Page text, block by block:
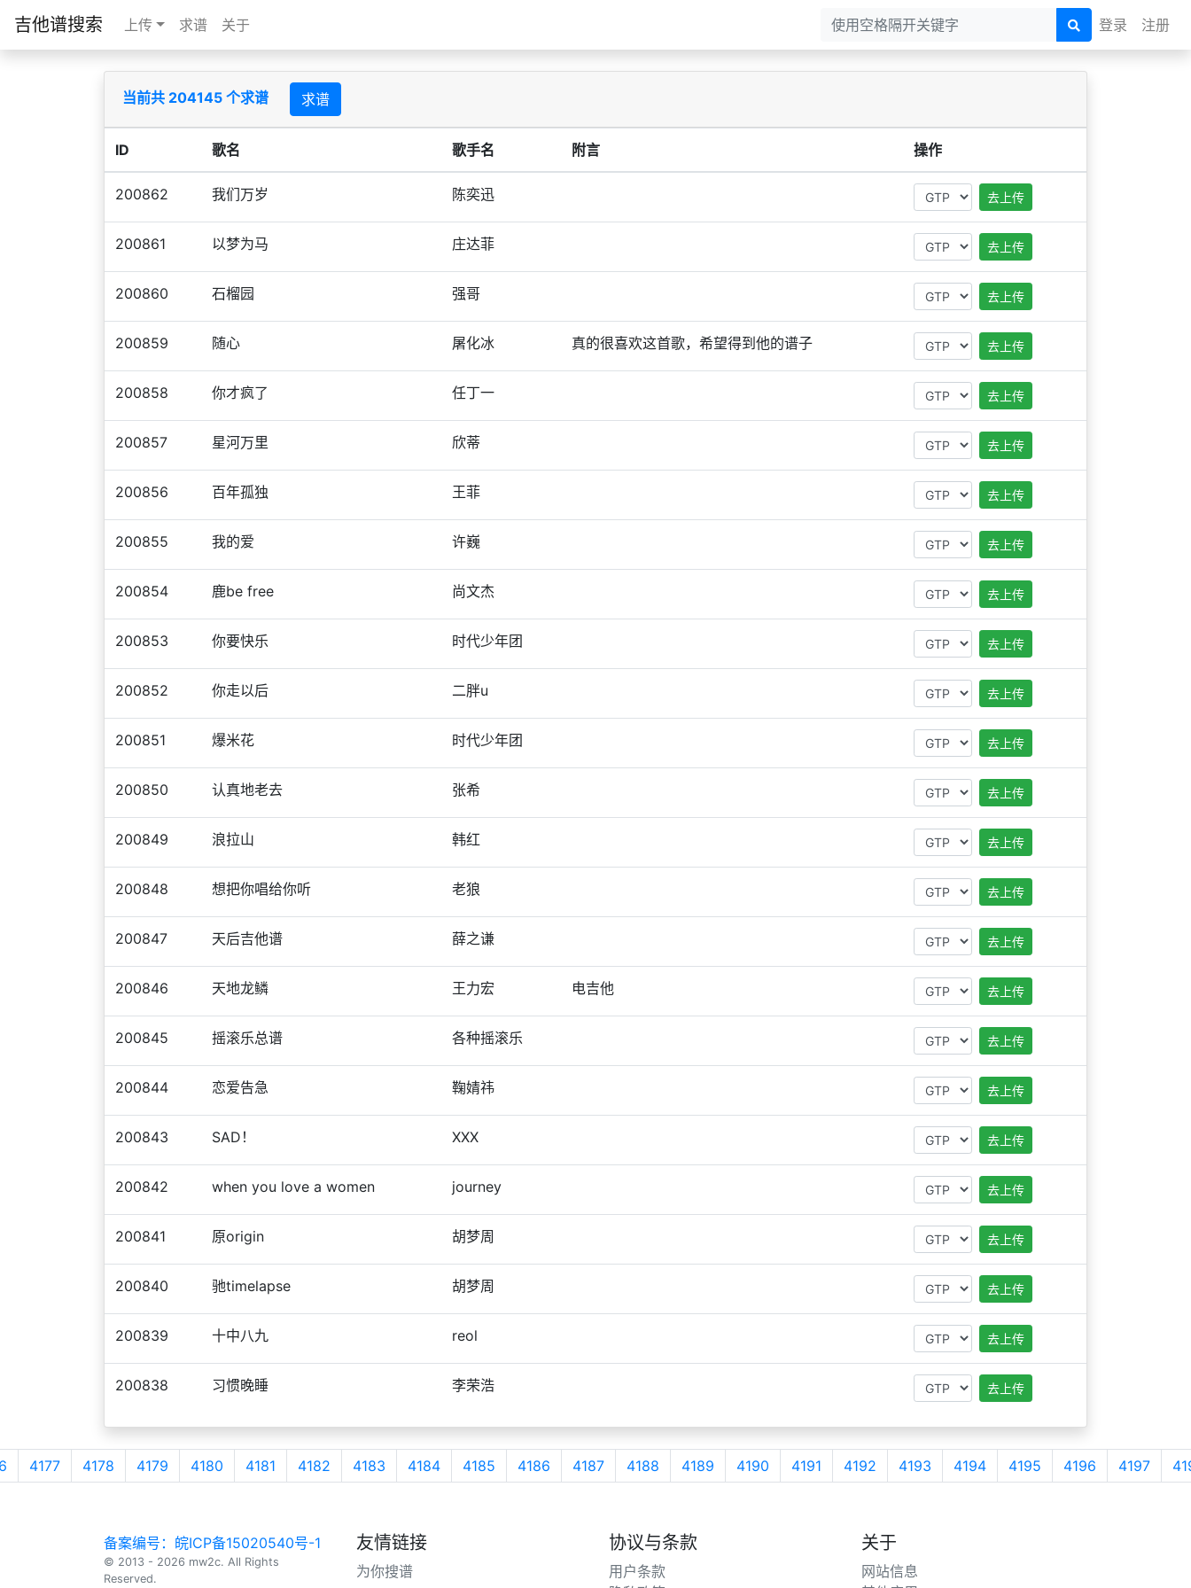
吉他谱搜索 上传 求谱 关于 登录 注册
当前共 204145 个求谱 求谱
ID 歌名 歌手名 附言 操作
200862 我们万岁 陈奕迅 去上传
200861 以梦为马 庄达菲 去上传
200860 石榴园 强哥 去上传
200859 随心 屠化冰 真的很喜欢这首歌，希望得到他的谱子 去上传
200858 你才疯了 任丁一 去上传
200857 星河万里 欣蒂 去上传
200856 百年孤独 王菲 去上传
200855 我的爱 许巍 去上传
200854 鹿be free 尚文杰 去上传
200853 你要快乐 时代少年团 去上传
200852 你走以后 二胖u 去上传
200851 爆米花 时代少年团 去上传
200850 认真地老去 张希 去上传
200849 浪拉山 韩红 去上传
200848 想把你唱给你听 老狼 去上传
200847 天后吉他谱 薛之谦 去上传
200846 天地龙鳞 王力宏 电吉他 去上传
200845 摇滚乐总谱 各种摇滚乐 去上传
200844 恋爱告急 鞠婧祎 去上传
200843 SAD！ XXX 去上传
200842 when you love a women journey 去上传
200841 原origin 胡梦周 去上传
200840 驰timelapse 胡梦周 去上传
200839 十中八九 reol 去上传
200838 习惯晚睡 李荣浩 去上传
4177 4178 4179 4180 4181 4182 4183 4184 4185 4186 4187 4188 4189 4190 4191 4192 4193 4194 4195 4196 4197
备案编号：皖ICP备15020540号-1
© 2013 - 2026 mw2c. All Rights
Reserved.
友情链接
为你搜谱
协议与条款
用户条款
关于
网站信息